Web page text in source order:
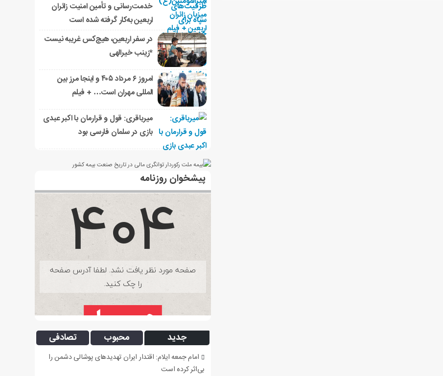
خدمت‌رسانی و تأمین امنیت زائران
اربعین به‌کار گرفته شده است
در سفر اربعین، هیچ‌کس غریبه نیست
*زینب خیرالهی
امروز ۶ مرداد ۴۰۵ و اینجا مرز بین
المللی مهران است… + فیلم
میرباقری: قول و قرارمان با اکبر عبدی
بازی در سلمان فارسی بود
پیشخوان روزنامه
جدید محبوب تصادفی
امام جمعه ایلام: اقتدار ایران تهدیدهای پوشالی دشمن را
بی‌اثر کرده است